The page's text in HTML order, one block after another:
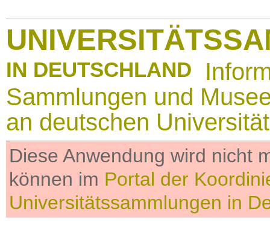
IN DEUTSCHLAND
Sammlungen und
an deutschen
Diese Anwendung wird nicht
können im Portal der
Universitätssammlungen in